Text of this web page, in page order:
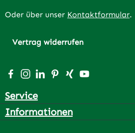
Oder über unser Kontaktformular.
Vertrag widerrufen
Besuche uns auf Facebook –
Schau auf Instagram vorbei
Vernetze dich mit uns
Lass dich auf
Vernetze dich mit
Sieh dir
Service
Informationen